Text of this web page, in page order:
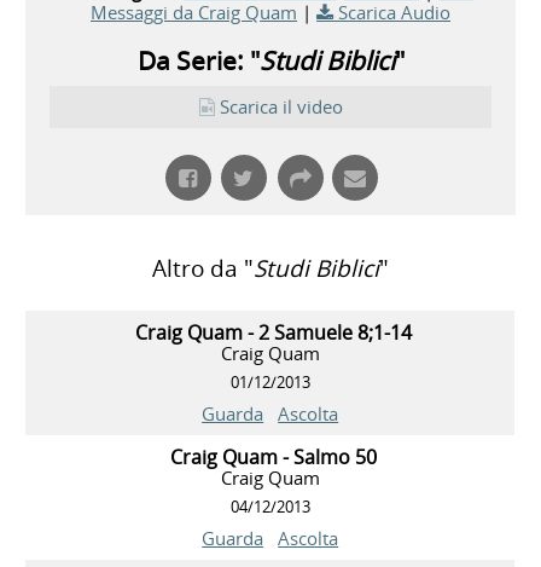
Messaggi da Craig Quam | Scarica Audio
Da Serie: "Studi Biblici"
Scarica il video
Altro da "Studi Biblici"
Craig Quam - 2 Samuele 8;1-14
Craig Quam
01/12/2013
Guarda Ascolta
Craig Quam - Salmo 50
Craig Quam
04/12/2013
Guarda Ascolta